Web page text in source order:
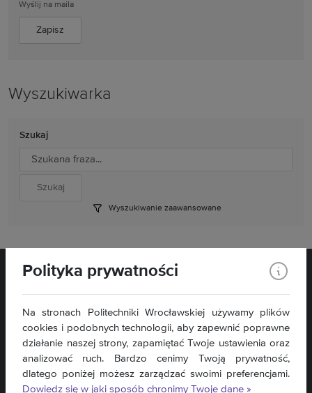
Wyślij na maila
Wyszukiwarka
Szukaj
Wyszukiwanie zaawansowane
pl. Piastowski 27
58-560 Jelenia Góra
Polityka prywatności
Na stronach Politechniki Wrocławskiej używamy plików
cookies i podobnych technologii, aby zapewnić poprawne
działanie naszej strony, zapamiętać Twoje ustawienia oraz
analizować ruch. Bardzo cenimy Twoją prywatność,
dlatego poniżej możesz zarządzać swoimi preferencjami.
Dowiedz się w jaki sposób chronimy Twoje dane »